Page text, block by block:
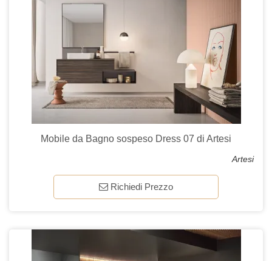
Mobile da Bagno sospeso Dress 07 di Artesi
Artesi
Richiedi Prezzo